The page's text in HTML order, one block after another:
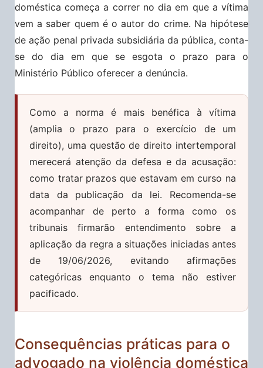
doméstica começa a correr no dia em que a vítima
vem a saber quem é o autor do crime. Na hipótese
de ação penal privada subsidiária da pública, conta-
se do dia em que se esgota o prazo para o
Ministério Público oferecer a denúncia.
Como a norma é mais benéfica à vítima
(amplia o prazo para o exercício de um
direito), uma questão de direito intertemporal
merecerá atenção da defesa e da acusação:
como tratar prazos que estavam em curso na
data da publicação da lei. Recomenda-se
acompanhar de perto a forma como os
tribunais firmarão entendimento sobre a
aplicação da regra a situações iniciadas antes
de 19/06/2026, evitando afirmações
categóricas enquanto o tema não estiver
pacificado.
Consequências práticas para o
advogado na violência doméstica